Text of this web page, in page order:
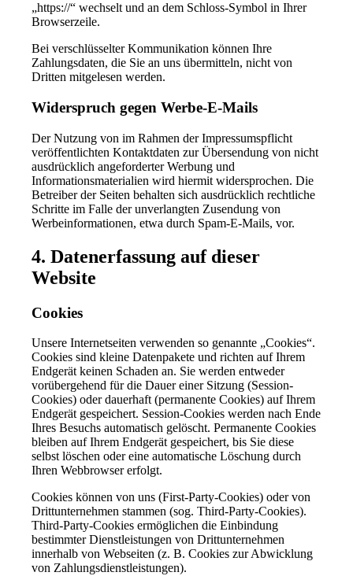
„https://“ wechselt und an dem Schloss-Symbol in Ihrer
Browserzeile.
Bei verschlüsselter Kommunikation können Ihre
Zahlungsdaten, die Sie an uns übermitteln, nicht von
Dritten mitgelesen werden.
Widerspruch gegen Werbe-E-Mails
Der Nutzung von im Rahmen der Impressumspflicht
veröffentlichten Kontaktdaten zur Übersendung von nicht
ausdrücklich angeforderter Werbung und
Informationsmaterialien wird hiermit widersprochen. Die
Betreiber der Seiten behalten sich ausdrücklich rechtliche
Schritte im Falle der unverlangten Zusendung von
Werbeinformationen, etwa durch Spam-E-Mails, vor.
4. Datenerfassung auf dieser
Website
Cookies
Unsere Internetseiten verwenden so genannte „Cookies“.
Cookies sind kleine Datenpakete und richten auf Ihrem
Endgerät keinen Schaden an. Sie werden entweder
vorübergehend für die Dauer einer Sitzung (Session-
Cookies) oder dauerhaft (permanente Cookies) auf Ihrem
Endgerät gespeichert. Session-Cookies werden nach Ende
Ihres Besuchs automatisch gelöscht. Permanente Cookies
bleiben auf Ihrem Endgerät gespeichert, bis Sie diese
selbst löschen oder eine automatische Löschung durch
Ihren Webbrowser erfolgt.
Cookies können von uns (First-Party-Cookies) oder von
Drittunternehmen stammen (sog. Third-Party-Cookies).
Third-Party-Cookies ermöglichen die Einbindung
bestimmter Dienstleistungen von Drittunternehmen
innerhalb von Webseiten (z. B. Cookies zur Abwicklung
von Zahlungsdienstleistungen).